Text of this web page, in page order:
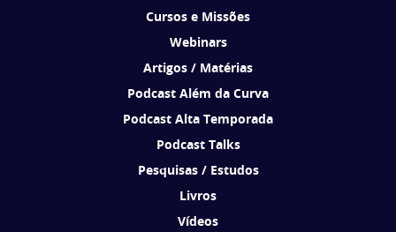
Cursos e Missões
Webinars
Artigos / Matérias
Podcast Além da Curva
Podcast Alta Temporada
Podcast Talks
Pesquisas / Estudos
Livros
Vídeos